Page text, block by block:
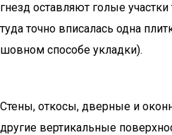
гнезд оставляют голые
туда точно вписалась одна
шовном способе укладки).
Стены, откосы, дверные и
другие вертикальные